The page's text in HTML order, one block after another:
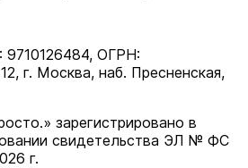
ОГРН:
г. Москва, наб. Пресненская,
зарегистрировано в
свидетельства ЭЛ № ФС
г.